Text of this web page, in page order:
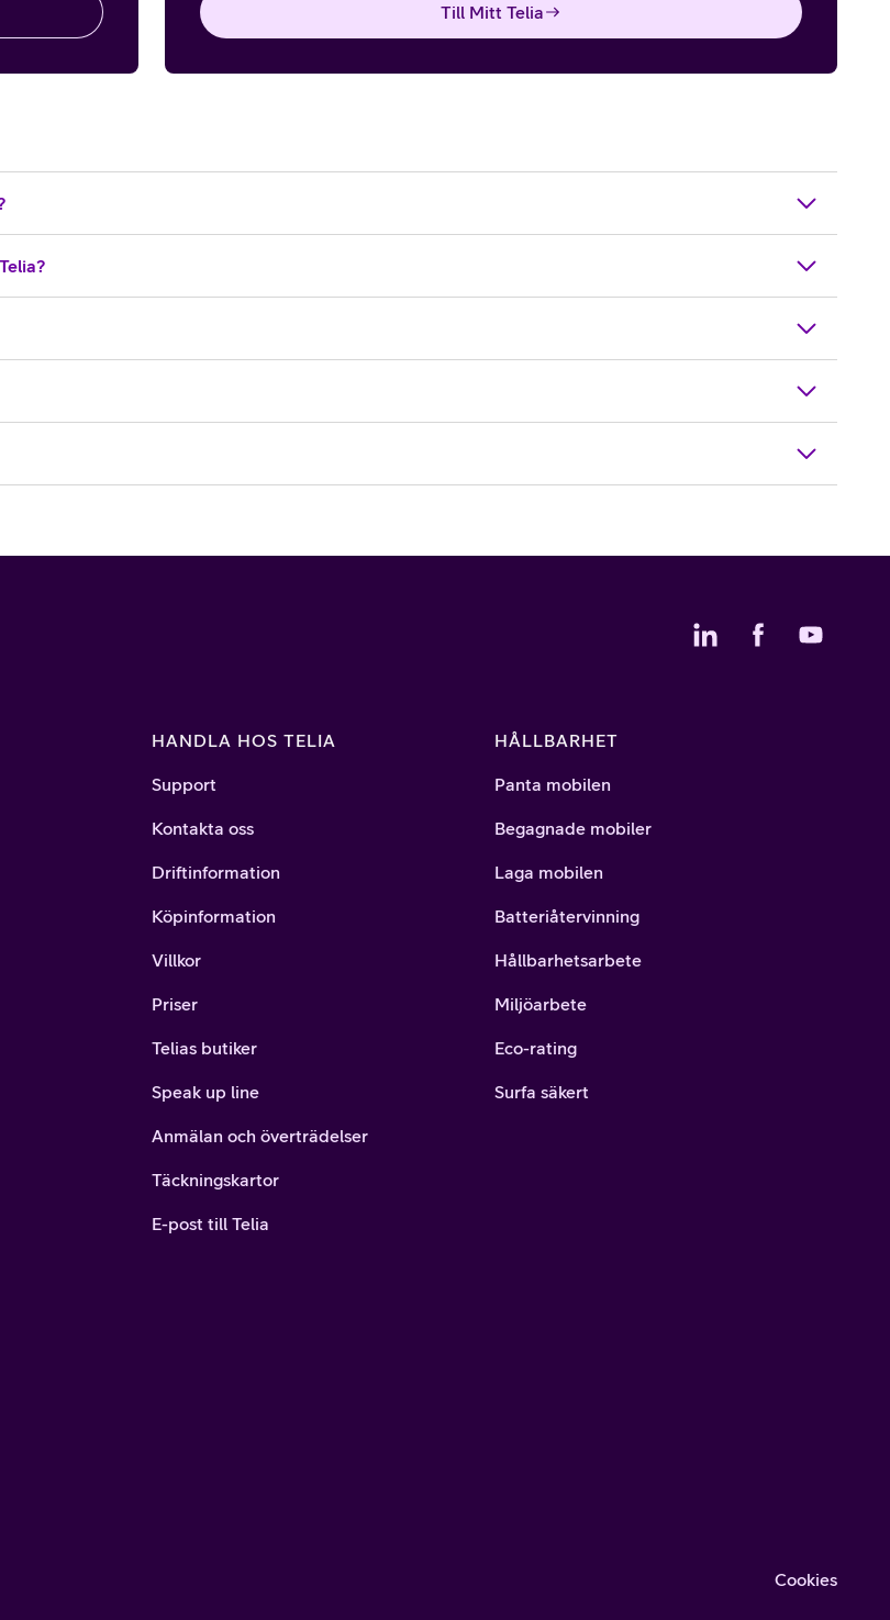
Till Mitt Telia
HANDLA HOS TELIA
Support
Kontakta oss
Driftinformation
Köpinformation
Villkor
Priser
Telias butiker
Speak up line
Anmälan och överträdelser
Täckningskartor
E-post till Telia
HÅLLBARHET
Panta mobilen
Begagnade mobiler
Laga mobilen
Batteriåtervinning
Hållbarhetsarbete
Miljöarbete
Eco-rating
Surfa säkert
Cookies